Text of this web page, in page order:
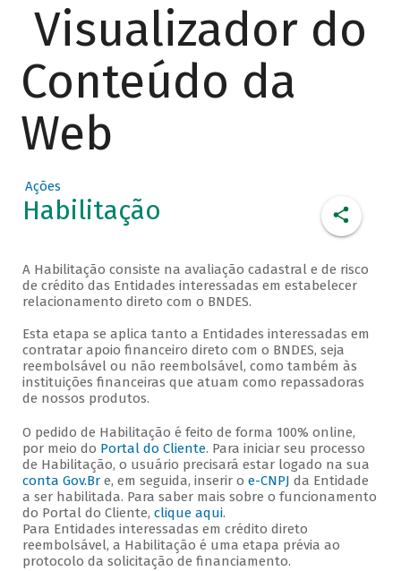
Visualizador do
Conteúdo da
Web
Ações
Habilitação
A Habilitação consiste na avaliação cadastral e de risco
de crédito das Entidades interessadas em estabelecer
relacionamento direto com o BNDES.
Esta etapa se aplica tanto a Entidades interessadas em
contratar apoio financeiro direto com o BNDES, seja
reembolsável ou não reembolsável, como também às
instituições financeiras que atuam como repassadoras
de nossos produtos.
O pedido de Habilitação é feito de forma 100% online,
por meio do Portal do Cliente. Para iniciar seu processo
de Habilitação, o usuário precisará estar logado na sua
conta Gov.Bre, em seguida, inserir o e-CNPJ da Entidade
a ser habilitada. Para saber mais sobre o funcionamento
do Portal do Cliente, clique aqui.
Para Entidades interessadas em crédito direto
reembolsável, a Habilitação é uma etapa prévia ao
protocolo da solicitação de financiamento.